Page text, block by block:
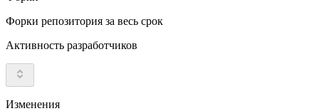
Форки репозитория за весь срок
Активность разработчиков
Изменения